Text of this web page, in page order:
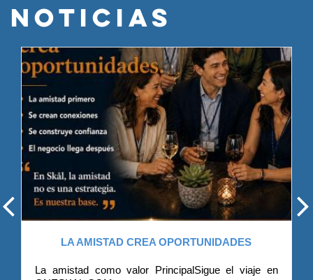
NOTICIAS
LA AMISTAD CREA OPORTUNIDADES
La amistad como valor PrincipalSigue el viaje en